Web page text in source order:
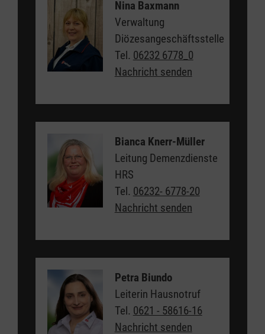
Nina Baxmann
Verwaltung
Diözesangeschäftsstelle
Tel. 06232 6778_0
Nachricht senden
Bianca Knerr-Müller
Leitung Demenzdienste
HRS
Tel. 06232- 6778-20
Nachricht senden
Petra Biundo
Leiterin Hausnotruf
Tel. 0621 - 58616-16
Nachricht senden